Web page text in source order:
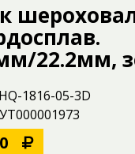
22.2мм,
1816-05-3D